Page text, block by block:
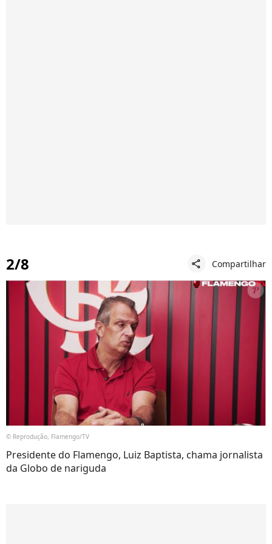
2/8 share Compartilhar
© Reprodução, Flamengo/TV
Presidente do Flamengo, Luiz Baptista, chama jornalista
da Globo de nariguda